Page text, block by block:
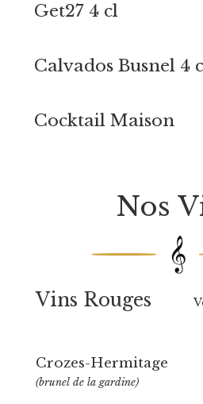
Get27 4 cl
Calvados Busnel 4
Cocktail Maison
Nos
𝄞
Vins Rouges
Crozes-Hermitage
(brunel de la gardine)